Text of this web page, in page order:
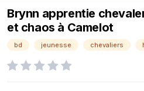
Brynn apprentie
et chaos à Camelot
bd jeunesse chevaliers